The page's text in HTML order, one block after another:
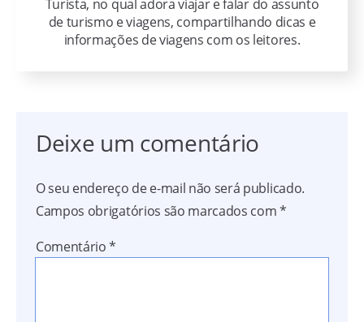
Turista, no qual adora viajar e falar do assunto
de turismo e viagens, compartilhando dicas e
informações de viagens com os leitores.
Deixe um comentário
O seu endereço de e-mail não será publicado.
Campos obrigatórios são marcados com*
Comentário*